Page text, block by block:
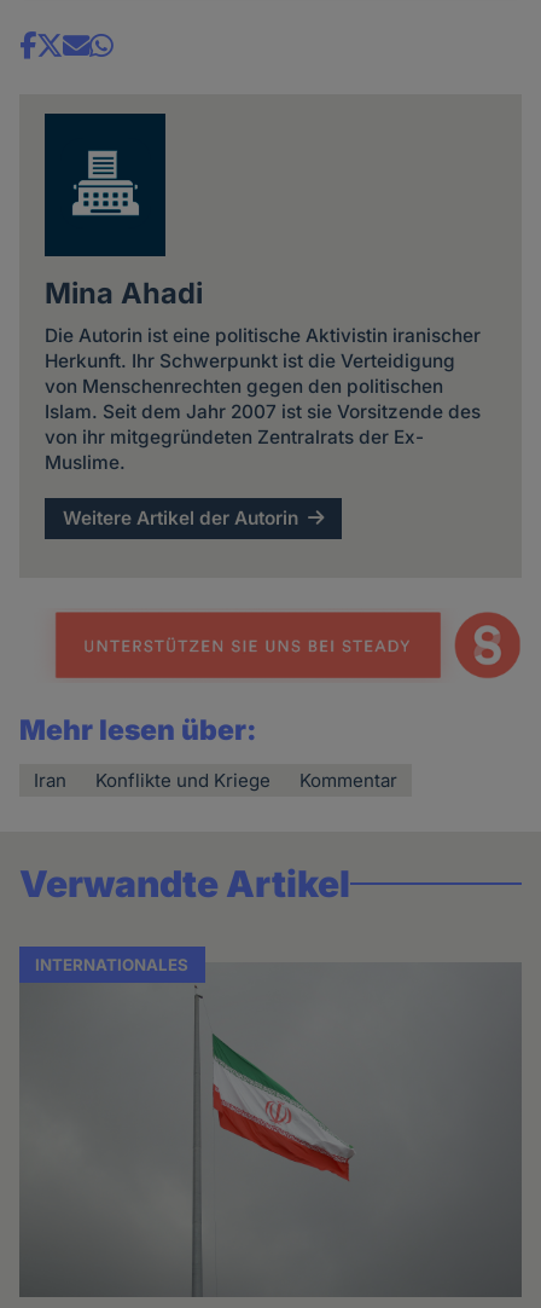
Share
Mina Ahadi
Die Autorin ist eine politische Aktivistin iranischer
Herkunft. Ihr Schwerpunkt ist die Verteidigung
von Menschenrechten gegen den politischen
Islam. Seit dem Jahr 2007 ist sie Vorsitzende des
von ihr mitgegründeten Zentralrats der Ex-
Muslime.
Weitere Artikel der Autorin
Mehr lesen über:
Iran Konflikte und Kriege Kommentar
Verwandte Artikel
INTERNATIONALES